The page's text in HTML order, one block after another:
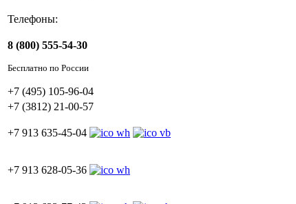
Телефоны:
8 (800) 555-54-30
Бесплатно по России
+7 (495) 105-96-04
+7 (3812) 21-00-57
+7 913 635-45-04
+7 913 628-05-36